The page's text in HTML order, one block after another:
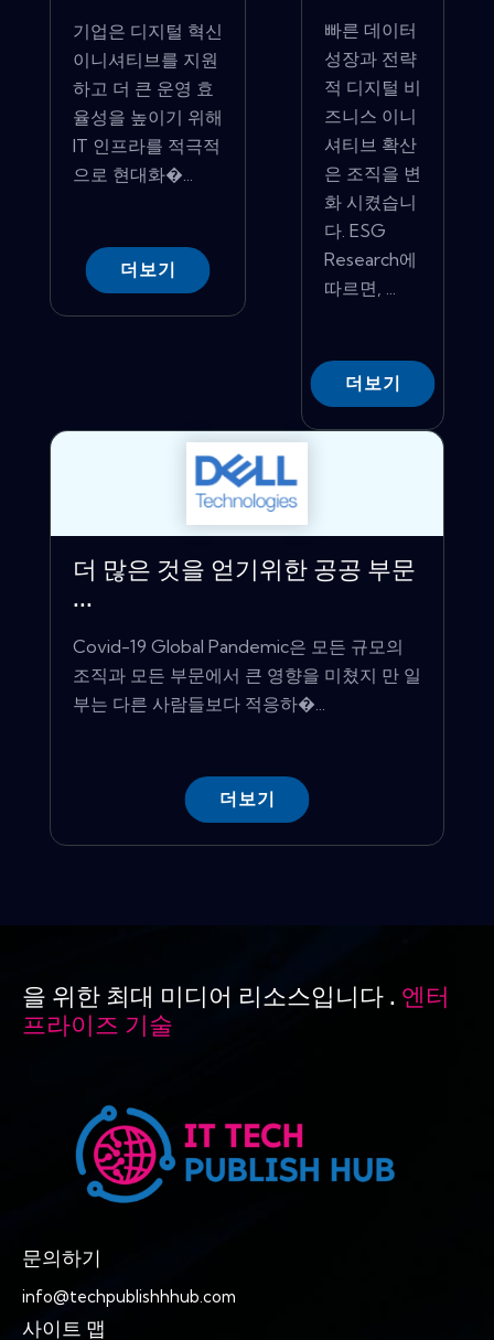
기업은 디지털 혁신
이니셔티브를 지원
하고 더 큰 운영 효
율성을 높이기 위해
IT 인프라를 적극적
으로 현대화�...
더보기
빠른 데이터
성장과 전략
적 디지털 비
즈니스 이니
셔티브 확산
은 조직을 변
화 시켰습니
다. ESG
Research에
따르면, ...
더보기
더 많은 것을 얻기위한 공공 부문
...
Covid-19 Global Pandemic은 모든 규모의
조직과 모든 부문에서 큰 영향을 미쳤지 만 일
부는 다른 사람들보다 적응하�...
더보기
을 위한 최대 미디어 리소스입니다 . 엔터
프라이즈 기술
문의하기
info@techpublishhhub.com
사이트 맵